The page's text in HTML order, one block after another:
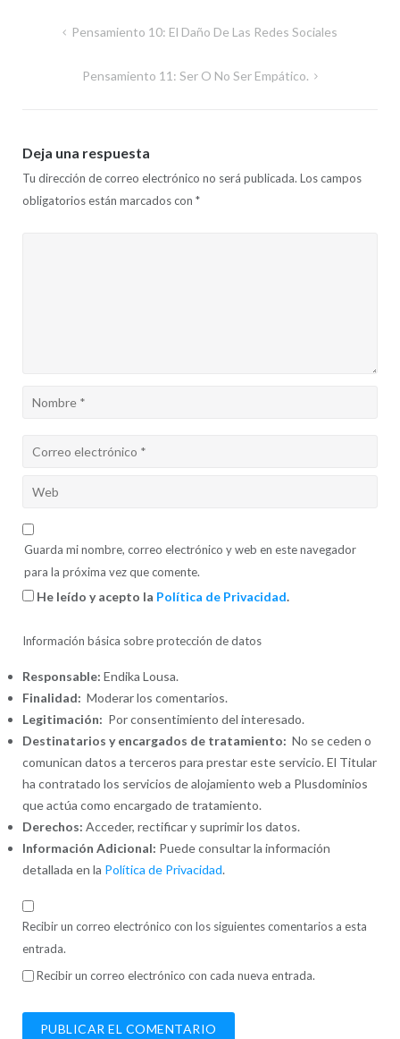
Navegación
entradas
Pensamiento 10: El Daño De Las Redes Sociales
Pensamiento 11: Ser O No Ser Empático.
Deja una respuesta
Tu dirección de correo electrónico no será publicada. Los campos
obligatorios están marcados con *
Guarda mi nombre, correo electrónico y web en este navegador
para la próxima vez que comente.
He leído y acepto la Política de Privacidad.
Información básica sobre protección de datos
Responsable: Endika Lousa.
Finalidad: Moderar los comentarios.
Legitimación: Por consentimiento del interesado.
Destinatarios y encargados de tratamiento: No se ceden o
comunican datos a terceros para prestar este servicio. El Titular
ha contratado los servicios de alojamiento web a Plusdominios
que actúa como encargado de tratamiento.
Derechos: Acceder, rectificar y suprimir los datos.
Información Adicional: Puede consultar la información
detallada en la Política de Privacidad.
Recibir un correo electrónico con los siguientes comentarios a esta
entrada.
Recibir un correo electrónico con cada nueva entrada.